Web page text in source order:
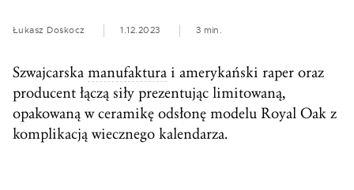
Łukasz Doskocz 1.12.2023 3 min.
Szwajcarska manufaktura i amerykański raper oraz
producent łączą siły prezentując limitowaną,
opakowaną w ceramikę odsłonę modelu Royal Oak z
komplikacją wiecznego kalendarza.